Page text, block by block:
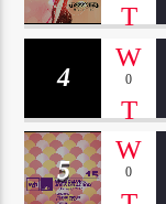
4 0
5 0